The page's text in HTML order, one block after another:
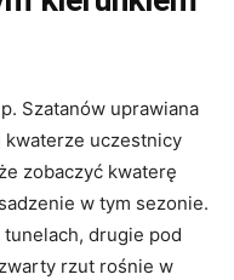
Szatanów uprawiana
kwaterze uczestnicy
zobaczyć kwaterę
w tym sezonie.
drugie pod
rzut rośnie w